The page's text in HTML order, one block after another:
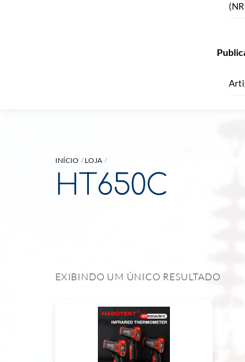
INÍCIO LOJA
HT650C
EXIBINDO UM ÚNICO RESULTADO